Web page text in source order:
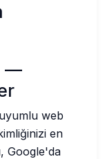
—
web
en
Google'da